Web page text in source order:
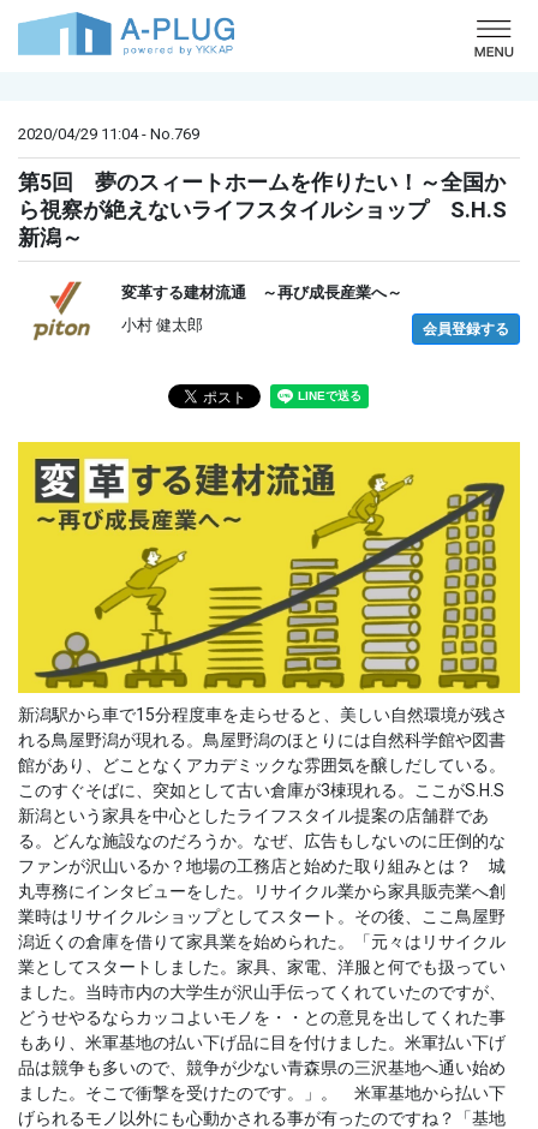
2020/04/29 11:04 - No.769
第5回 夢のスィートホームを作りたい！～全国か
ら視察が絶えないライフスタイルショップ S.H.S
新潟～
変革する建材流通 ～再び成長産業へ～
小村 健太郎
会員登録する
新潟駅から車で15分程度車を走らせると、美しい自然環境が残さ
れる鳥屋野潟が現れる。鳥屋野潟のほとりには自然科学館や図書
館があり、どことなくアカデミックな雰囲気を醸しだしている。
このすぐそばに、突如として古い倉庫が3棟現れる。ここがS.H.S
新潟という家具を中心としたライフスタイル提案の店舗群であ
る。どんな施設なのだろうか。なぜ、広告もしないのに圧倒的な
ファンが沢山いるか？地場の工務店と始めた取り組みとは？ 城
丸専務にインタビューをした。リサイクル業から家具販売業へ創
業時はリサイクルショップとしてスタート。その後、ここ鳥屋野
潟近くの倉庫を借りて家具業を始められた。「元々はリサイクル
業としてスタートしました。家具、家電、洋服と何でも扱ってい
ました。当時市内の大学生が沢山手伝ってくれていたのですが、
どうせやるならカッコよいモノを・・との意見を出してくれた事
もあり、米軍基地の払い下げ品に目を付けました。米軍払い下げ
品は競争も多いので、競争が少ない青森県の三沢基地へ通い始め
ました。そこで衝撃を受けたのです。」。 米軍基地から払い下
げられるモノ以外にも心動かされる事が有ったのですね？「基地